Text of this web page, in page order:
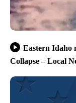
Eastern Idaho
Collapse – Local